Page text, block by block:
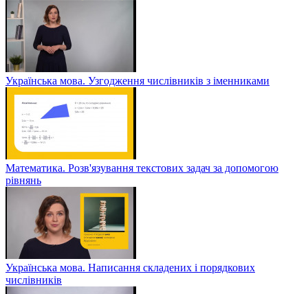
Українська мова. Узгодження числівників з іменниками
Математика. Розв'язування текстових задач за допомогою
рівнянь
Українська мова. Написання складених і порядкових
числівників